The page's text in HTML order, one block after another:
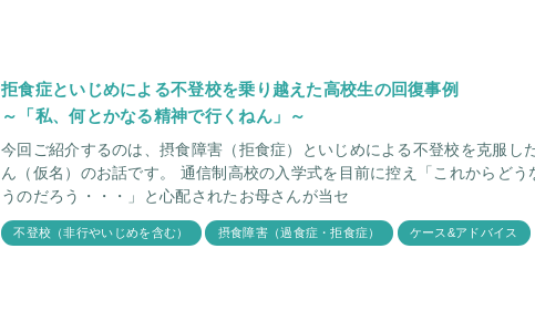
拒食症といじめによる不登校を乗り越えた高校生の回復事例
～「私、何とかなる精神で行くねん」～
今回ご紹介するのは、摂食障害（拒食症）といじめによる不登校を克服し
ん（仮名）のお話です。 通信制高校の入学式を目前に控え「これからどう
うのだろう・・・」と心配されたお母さんが当セ
不登校（非行やいじめを含む） 摂食障害（過食症・拒食症） ケース&アドバイス